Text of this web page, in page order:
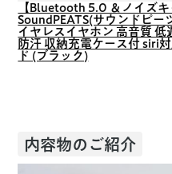
【Bluetooth 5.0 ＆ノイズキ
SoundPEATS(サウンドピ
イヤレスイヤホン 高音質
防汗 収納充電ケース付 siri
ド (ブラック)
内容物のご紹介